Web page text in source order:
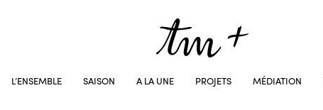
L’ENSEMBLE SAISON A LA UNE PROJETS MÉDIATION